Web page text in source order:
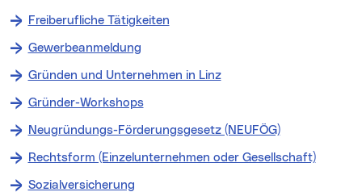
Freiberufliche Tätigkeiten
Gewerbeanmeldung
Gründen und Unternehmen in Linz
Gründer-Workshops
Neugründungs-Förderungsgesetz (NEUFÖG)
Rechtsform (Einzelunternehmen oder Gesellschaft)
Sozialversicherung